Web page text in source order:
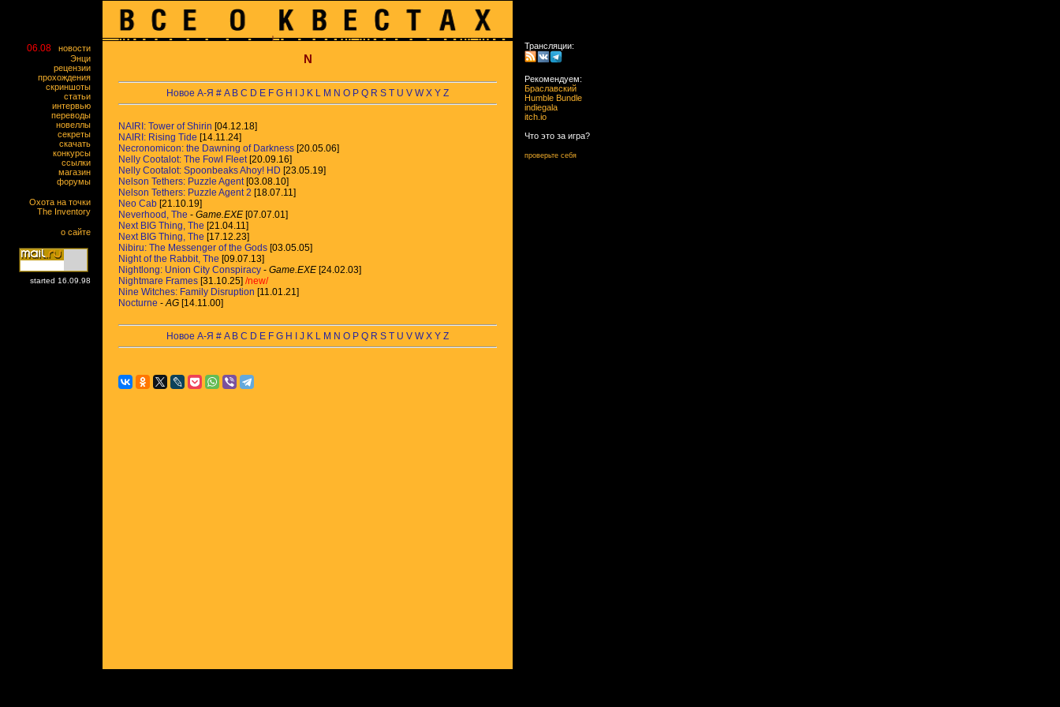
06.08
новости
Энци
рецензии
прохождения
скриншоты
статьи
интервью
переводы
новеллы
секреты
скачать
конкурсы
ссылки
магазин
форумы
Охота на точки
The Inventory
о сайте
started 16.09.98
N
Новое А-Я # A B C D E F G H J K L M N O P Q R S T U V W X Y Z
NAIRI: Tower of Shirin [04.12.18]
NAIRI: Rising Tide [14.11.24]
Necronomicon: the Dawning of Darkness [20.05.06]
Nelly Cootalot: The Fowl Fleet[20.09.16]
Nelly Cootalot: Spoonbeaks Ahoy! HD [23.05.19]
Nelson Tethers: Puzzle Agent[03.08.10]
Nelson Tethers: Puzzle Agent 2 [18.07.11]
Neo Cab [21.10.19]
Neverhood, The - Game.EXE [07.07.01]
Next BIG Thing, The [21.04.11]
Next BIG Thing, The [17.12.23]
Nibiru: The Messenger of the Gods [03.05.05]
Night of the Rabbit, The [09.07.13]
Nightlong: Union City Conspiracy - Game.EXE [24.02.03]
Nightmare Frames [31.10.25] /new/
Nine Witches: Family Disruption [11.01.21]
Nocturne -AG [14.11.00]
Новое А-Я # A B C D E F G H J K L M N O P Q R S T U V W X Y Z
Трансляции:
Рекомендуем:
Браславский
Humble Bundle
indiegala
itch.io
Что это за игра?
проверьте себя